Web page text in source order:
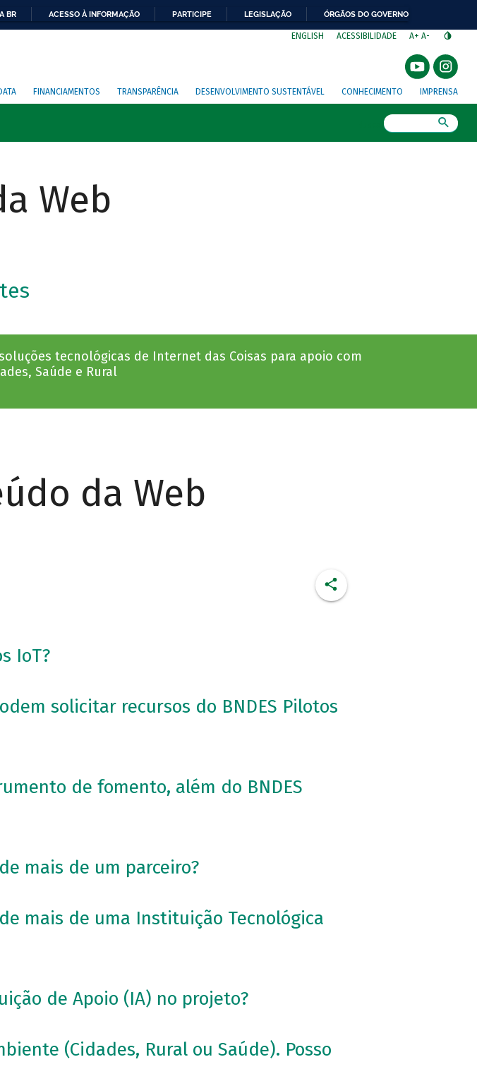
BR ACESSO À INFORMAÇÃO PARTICIPE LEGISLAÇÃO ÓRGÃOS DO GOVERNO
ENGLISH ACESSIBILIDADE A+ A-
FINANCIAMENTOS TRANSPARÊNCIA DESENVOLVIMENTO SUSTENTÁVEL CONHECIMENTO IMPRENSA
Web
tecnológicas de Internet das Coisas para apoio com
Saúde e Rural
da Web
IoT?
solicitar recursos do BNDES Pilotos
de fomento, além do BNDES
mais de um parceiro?
mais de uma Instituição Tecnológica
de Apoio (IA) no projeto?
(Cidades, Rural ou Saúde). Posso